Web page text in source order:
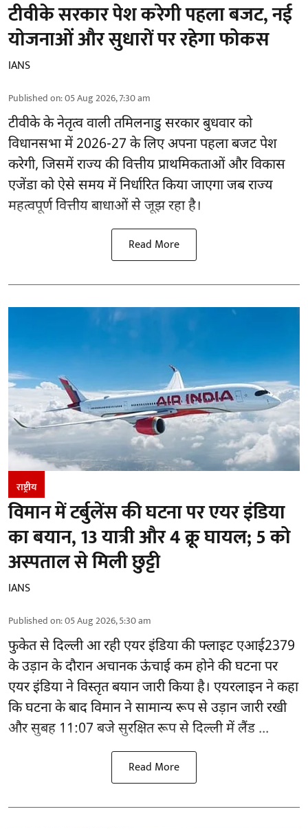
टीवीके सरकार पेश करेगी पहला बजट, नई
योजनाओं और सुधारों पर रहेगा फोकस
IANS
Published on:05 Aug 2026, 7:30 am
टीवीके के नेतृत्व वालीतमिलनाडु सरकारबुधवार को
विधानसभा में 2026-27 के लिए अपना पहला बजट पेश
करेगी, जिसमें राज्य की वित्तीय प्राथमिकताओं और विकास
एजेंडा को ऐसे समय में निर्धारित किया जाएगा जब राज्य
महत्वपूर्ण वित्तीय बाधाओं से जूझ रहा है।
Read More
राष्ट्रीय
विमान में टर्बुलेंस की घटना पर एयर इंडिया
का बयान, 13 यात्री और 4 क्रू घायल; 5 को
अस्पताल से मिली छुट्टी
IANS
Published on:05 Aug 2026, 5:30 am
फुकेत सेदिल्लीआ रही एयर इंडिया की फ्लाइट एआई2379
के उड़ान के दौरान अचानक ऊंचाई कम होने की घटना पर
एयर इंडिया ने विस्तृत बयान जारी किया है। एयरलाइन ने कहा
कि घटना के बाद विमान ने सामान्य रूप से उड़ान जारी रखी
और सुबह 11:07 बजे सुरक्षित रूप से दिल्ली में लैंड ...
Read More